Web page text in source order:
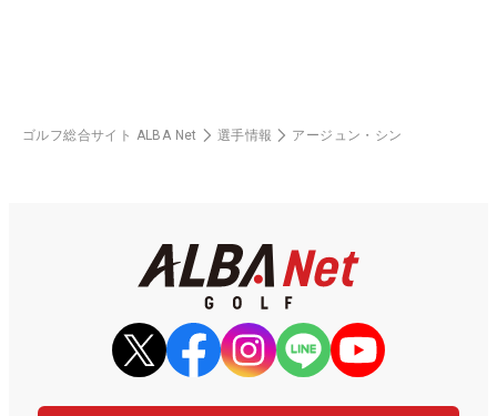
ゴルフ総合サイト ALBA Net 選手情報 アージュン・シン